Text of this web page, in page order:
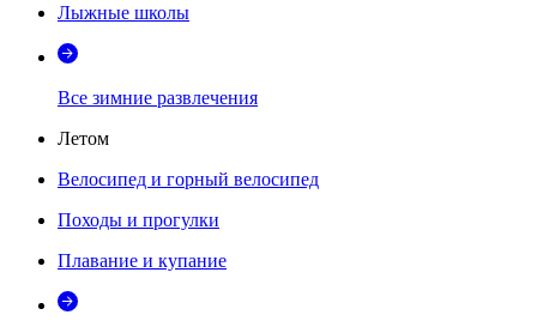
Лыжные школы
Все зимние развлечения
Летом
Велосипед и горный велосипед
Походы и прогулки
Плавание и купание